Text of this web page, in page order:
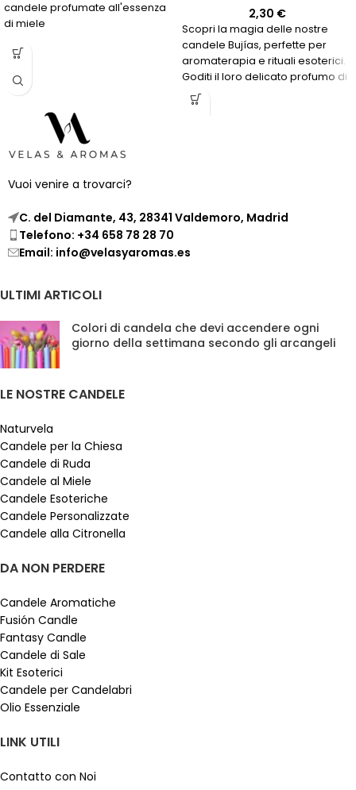
candele profumate all'essenza
di miele
2,30 €
Scopri la magia delle nostre
candele Bujías, perfette per
aromaterapia e rituali esoterici.
Goditi il loro delicato profumo di
miele mentre ti rilassi per oltre
20 ore.
Vuoi venire a trovarci?
C. del Diamante, 43, 28341 Valdemoro, Madrid
Telefono: +34 658 78 28 70
Email: info@velasyaromas.es
ULTIMI ARTICOLI
Colori di candela che devi accendere ogni
giorno della settimana secondo gli arcangeli
LE NOSTRE CANDELE
Naturvela
Candele per la Chiesa
Candele di Ruda
Candele al Miele
Candele Esoteriche
Candele Personalizzate
Candele alla Citronella
DA NON PERDERE
Candele Aromatiche
Fusión Candle
Fantasy Candle
Candele di Sale
Kit Esoterici
Candele per Candelabri
Olio Essenziale
LINK UTILI
Contatto con Noi